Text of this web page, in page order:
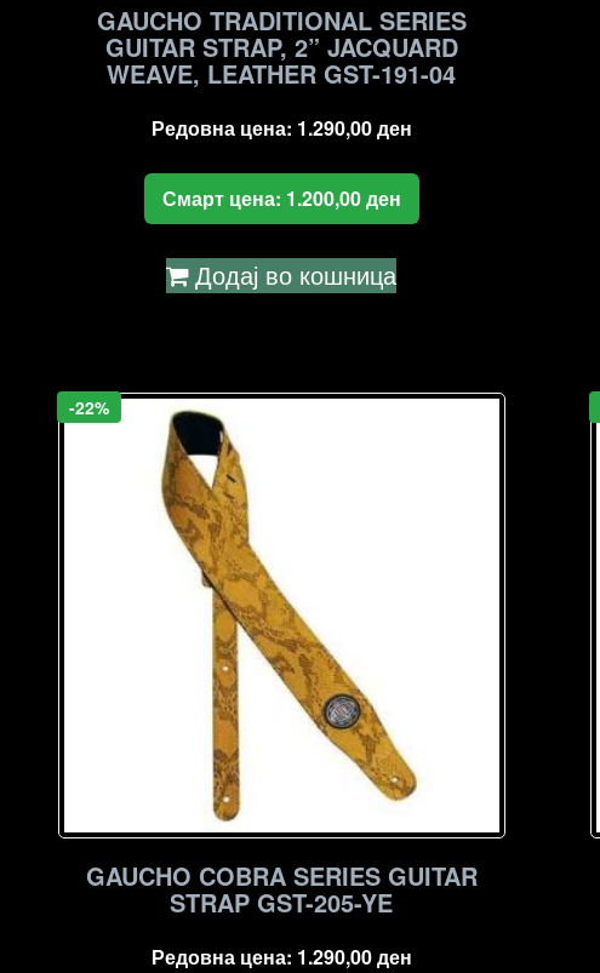
GAUCHO TRADITIONAL SERIES
GUITAR STRAP, 2” JACQUARD
WEAVE, LEATHER GST-191-04
Редовна цена: 1.290,00ден
Смарт цена: 1.200,00ден
Додај во кошница
-22%
GAUCHO COBRA SERIES GUITAR
STRAP GST-205-YE
Редовна цена: 1.290,00ден